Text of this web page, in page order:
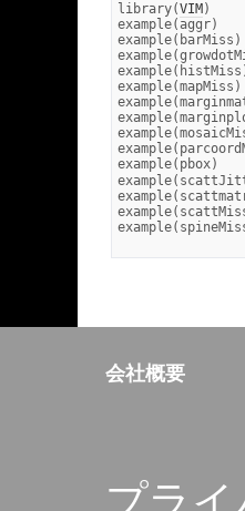
library(VIM )
example(aggr)
example(barMiss)
example(mapMiss)
example(pbox)		#結果が多いので注意(クリックする場所によって動作が違うみたい)
example(spineMiss)	#結果が多いので
会社概要
プラ